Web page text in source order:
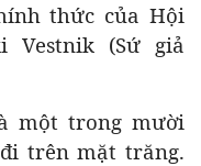
thức của Hội
Vestnik (Sứ giả
một trong mười
trên mặt trăng.